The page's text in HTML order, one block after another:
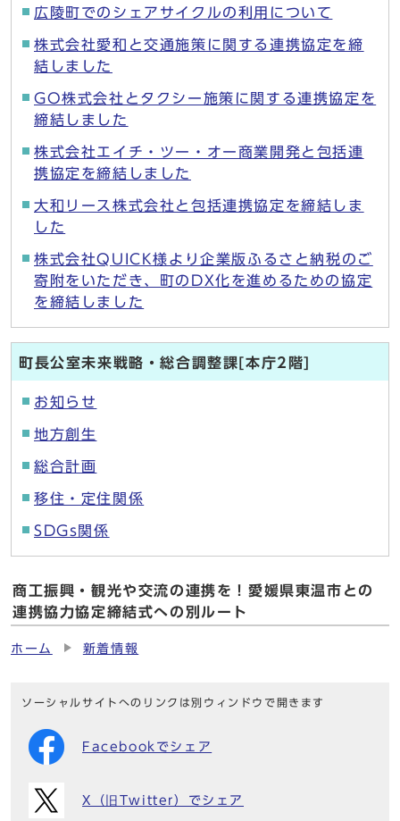
広陵町でのシェアサイクルの利用について
株式会社愛和と交通施策に関する連携協定を締
結しました
GO株式会社とタクシー施策に関する連携協定を
締結しました
株式会社エイチ・ツー・オー商業開発と包括連
携協定を締結しました
大和リース株式会社と包括連携協定を締結しま
した
株式会社QUICK様より企業版ふるさと納税のご
寄附をいただき、町のDX化を進めるための協定
を締結しました
町長公室未来戦略・総合調整課[本庁2階]
お知らせ
地方創生
総合計画
移住・定住関係
SDGs関係
商工振興・観光や交流の連携を！愛媛県東温市との
連携協力協定締結式への別ルート
ホーム 新着情報
ソーシャルサイトへのリンクは別ウィンドウで開きます
Facebookでシェア
X（旧Twitter）でシェア